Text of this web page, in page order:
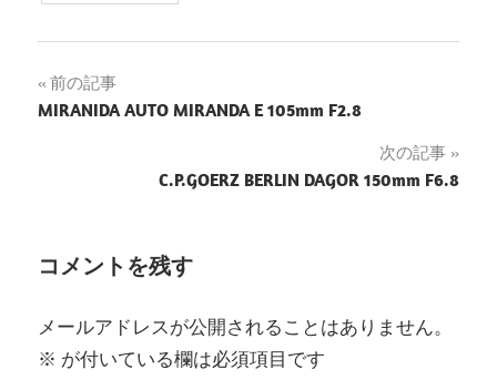
投
稿
ゲ
シ
前の記事
MIRANIDA AUTO MIRANDA E 105mm F2.8
次の記事
C.P.GOERZ BERLIN DAGOR 150mm F6.8
コメントを残す
メールアドレスが公開されることはありません。
※ が付いている欄は必須項目です